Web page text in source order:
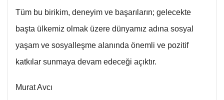
Tüm bu birikim, deneyim ve başarıların; gelecekte
başta ülkemiz olmak üzere dünyamız adına sosyal
yaşam ve sosyalleşme alanında önemli ve pozitif
katkılar sunmaya devam edeceği açıktır.
Murat Avcı